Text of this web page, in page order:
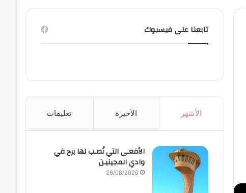
تابعنا على فيسبوك
الأشهر الأخيرة تعليقات
الأفعـى التي نُصـب لها برج في
وادي المجينيـن
26/08/2020